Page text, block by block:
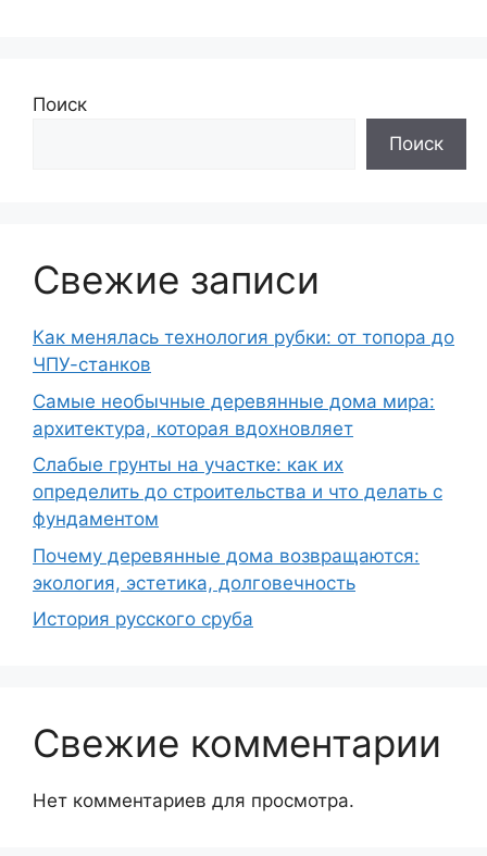
Поиск
Поиск
Свежие записи
Как менялась технология рубки: от топора до
ЧПУ-станков
Самые необычные деревянные дома мира:
архитектура, которая вдохновляет
Слабые грунты на участке: как их
определить до строительства и что делать с
фундаментом
Почему деревянные дома возвращаются:
экология, эстетика, долговечность
История русского сруба
Свежие комментарии
Нет комментариев для просмотра.